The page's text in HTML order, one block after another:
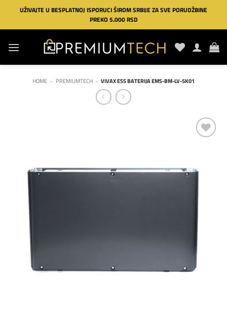
Preskoči
sadržaj
UŽIVAJTE U BESPLATNOJ ISPORUCI ŠIROM SRBIJE ZA SVE PORUDŽBINE
PREKO 5.000 RSD
HOME » PREMIUMTECH » VIVAX ESS BATERIJA EMS-BM-LV-5K01